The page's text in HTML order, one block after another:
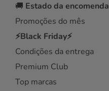
🚚 Estado da encomenda
Promoções do mês
⚡Black Friday⚡
Condições da entrega
Premium Club
Top marcas